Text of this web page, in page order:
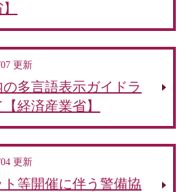
更新
の多言語表示ガイドラ
経済産業省】
更新
等開催に伴う警備協